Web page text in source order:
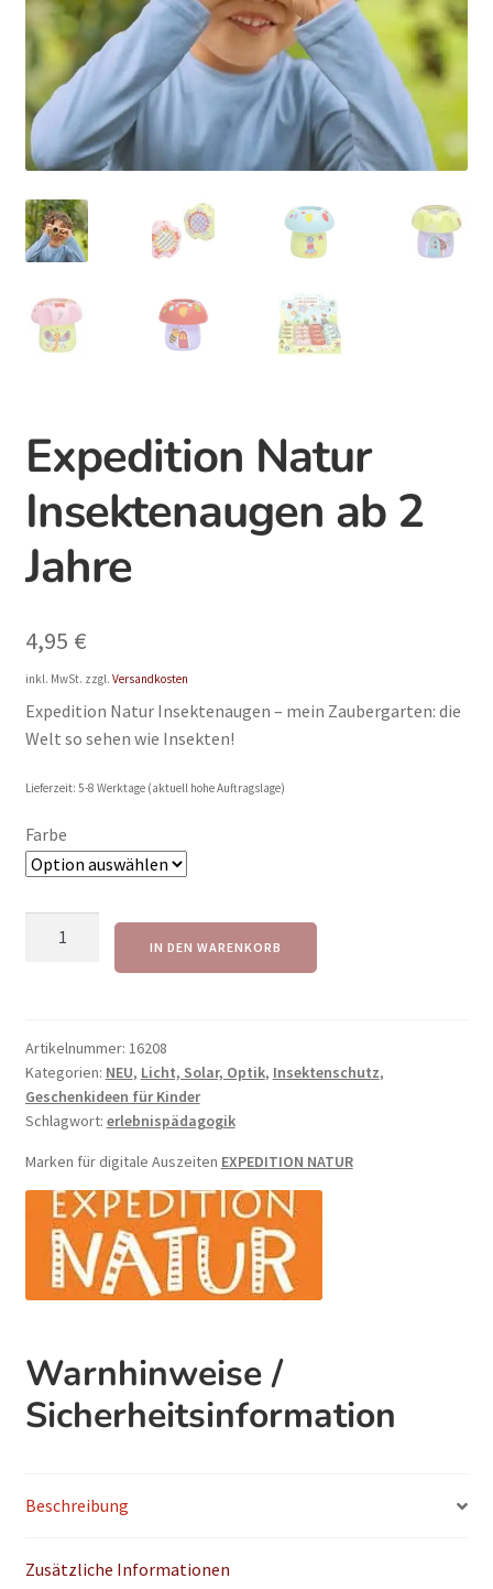
Info
Expedition Natur
Insektenaugen ab 2
Jahre
4,95 €
inkl. MwSt. zzgl. Versandkosten
Expedition Natur Insektenaugen – mein Zaubergarten: die
Welt so sehen wie Insekten!
Lieferzeit: 5-8 Werktage (aktuell hohe Auftragslage)
Farbe
Insektenaugen
Jahre
Menge
IN DEN WARENKORB
Artikelnummer: 16208
Kategorien: NEU, Licht, Solar, Optik, Insektenschutz,
Geschenkideen für Kinder
Schlagwort: erlebnispädagogik
Marken für digitale Auszeiten EXPEDITION NATUR
Warnhinweise /
Sicherheitsinformation
Beschreibung
Zusätzliche Informationen